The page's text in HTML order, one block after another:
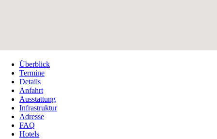
Überblick
Termine
Details
Anfahrt
Ausstattung
Infrastruktur
Adresse
FAQ
Hotels